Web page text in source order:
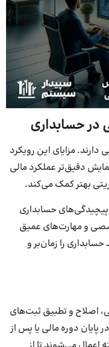
در حسابداری
دارند. مزایای این رویکرد
دقیق‌تر عملکرد مالی
حسابداری
و مهارت‌های عمیق
را زمان‌بر و
اصلاح و تطبیق ثبت‌های
پایان دوره مالی یا پس از